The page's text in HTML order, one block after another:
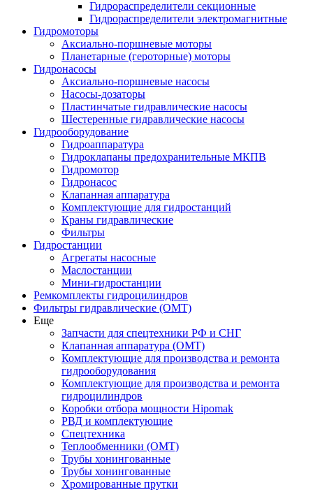
Гидрораспределители секционные
Гидрораспределители электромагнитные
Гидромоторы
Аксиально-поршневые моторы
Планетарные (героторные) моторы
Гидронасосы
Аксиально-поршневые насосы
Насосы-дозаторы
Пластинчатые гидравлические насосы
Шестеренные гидравлические насосы
Гидрооборудование
Гидроаппаратура
Гидроклапаны предохранительные МКПВ
Гидромотор
Гидронасос
Клапанная аппаратура
Комплектующие для гидростанций
Краны гидравлические
Фильтры
Гидростанции
Агрегаты насосные
Маслостанции
Мини-гидростанции
Ремкомплекты гидроцилиндров
Фильтры гидравлические (OMT)
Еще
Запчасти для спецтехники РФ и СНГ
Клапанная аппаратура (OMT)
Комплектующие для производства и ремонта
гидрооборудования
Комплектующие для производства и ремонта
гидроцилиндров
Коробки отбора мощности Hipomak
РВД и комплектующие
Спецтехника
Теплообменники (OMT)
Трубы хонингованные
Трубы хонингованные
Хромированные прутки